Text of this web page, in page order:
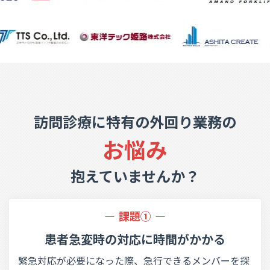
訪問診療に特有の外回り業務の
お悩み
抱えていませんか？
課題①
患者急変時の対応に時間がかかる
緊急対応が必要になった際、急行できるメンバーを探